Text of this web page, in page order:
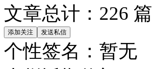
文章总计： 226 篇
个性签名： 暂无